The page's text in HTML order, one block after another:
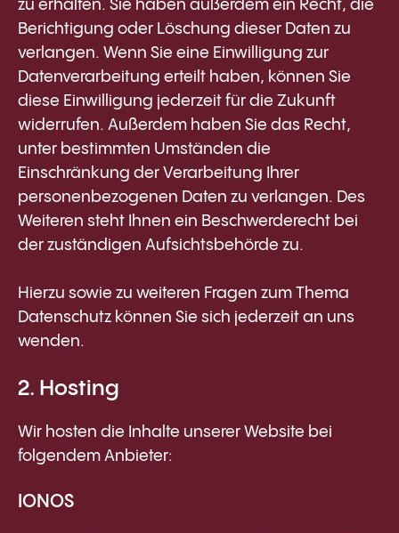
zu erhalten. Sie haben außerdem ein Recht, die
Berichtigung oder Löschung dieser Daten zu
verlangen. Wenn Sie eine Einwilligung zur
Datenverarbeitung erteilt haben, können Sie
diese Einwilligung jederzeit für die Zukunft
widerrufen. Außerdem haben Sie das Recht,
unter bestimmten Umständen die
Einschränkung der Verarbeitung Ihrer
personenbezogenen Daten zu verlangen. Des
Weiteren steht Ihnen ein Beschwerderecht bei
der zuständigen Aufsichtsbehörde zu.
Hierzu sowie zu weiteren Fragen zum Thema
Datenschutz können Sie sich jederzeit an uns
wenden.
2. Hosting
Wir hosten die Inhalte unserer Website bei
folgendem Anbieter:
IONOS